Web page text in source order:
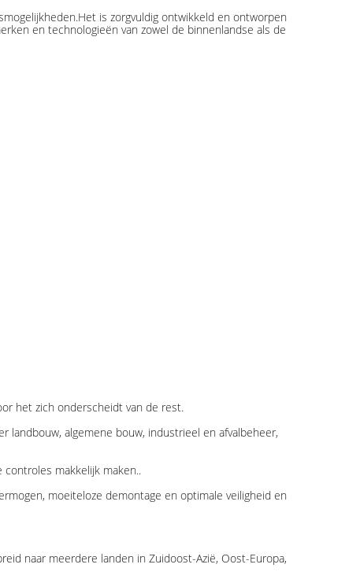
is zorgvuldig ontwikkeld en ontworpen
en technologieën van zowel de binnenlandse als de
het zich onderscheidt van de rest.
landbouw, algemene bouw, industrieel en afvalbeheer,
controles makkelijk maken..
moeiteloze demontage en optimale veiligheid en
naar meerdere landen in Zuidoost-Azië, Oost-Europa,